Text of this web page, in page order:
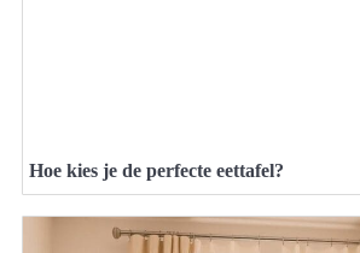
Hoe kies je de perfecte eettafel?